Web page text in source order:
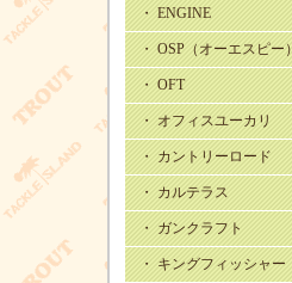
・ ENGINE
・ OSP（オーエスピー）
・ OFT
・ オフィスユーカリ
・ カントリーロード
・ カルテラス
・ ガンクラフト
・ キングフィッシャー